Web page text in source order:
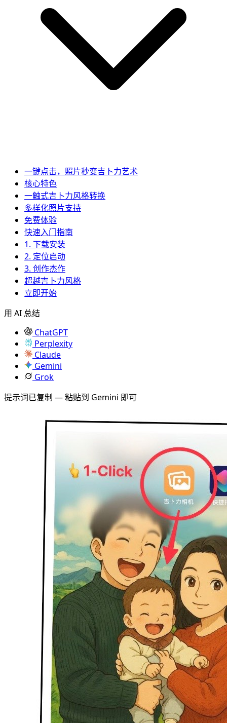
一键点击，照片秒变吉卜力艺术
核心特色
一触式吉卜力风格转换
多样化照片支持
免费体验
快速入门指南
1. 下载安装
2. 定位启动
3. 创作杰作
超越吉卜力风格
立即开始
用 AI 总结
ChatGPT
Perplexity
Claude
Gemini
Grok
提示词已复制 — 粘贴到 Gemini 即可